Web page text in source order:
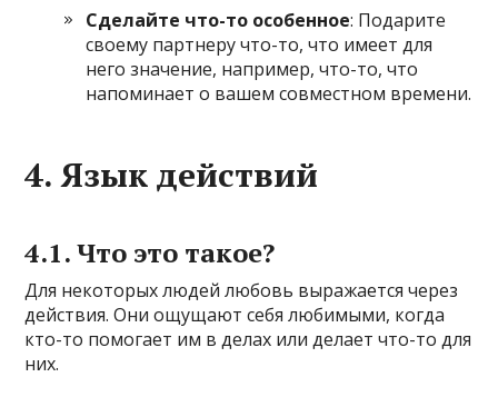
Сделайте что-то особенное: Подарите
своему партнеру что-то, что имеет для
него значение, например, что-то, что
напоминает о вашем совместном времени.
4. Язык действий
4.1. Что это такое?
Для некоторых людей любовь выражается через
действия. Они ощущают себя любимыми, когда
кто-то помогает им в делах или делает что-то для
них.